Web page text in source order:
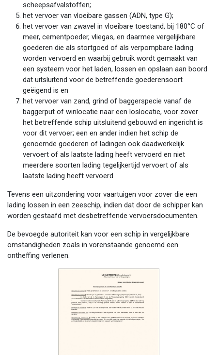
scheepsafvalstoffen;
het vervoer van vloeibare gassen (ADN, type G);
het vervoer van zwavel in vloeibare toestand, bij 180°C of
meer, cementpoeder, vliegas, en daarmee vergelijkbare
goederen die als stortgoed of als verpompbare lading
worden vervoerd en waarbij gebruik wordt gemaakt van
een systeem voor het laden, lossen en opslaan aan boord
dat uitsluitend voor de betreffende goederensoort
geëigend is en
het vervoer van zand, grind of baggerspecie vanaf de
baggerput of winlocatie naar een loslocatie, voor zover
het betreffende schip uitsluitend gebouwd en ingericht is
voor dit vervoer; een en ander indien het schip de
genoemde goederen of ladingen ook daadwerkelijk
vervoert of als laatste lading heeft vervoerd en niet
meerdere soorten lading tegelijkertijd vervoert of als
laatste lading heeft vervoerd.
Tevens een uitzondering voor vaartuigen voor zover die een
lading lossen in een zeeschip, indien dat door de schipper kan
worden gestaafd met desbetreffende vervoersdocumenten.
De bevoegde autoriteit kan voor een schip in vergelijkbare
omstandigheden zoals in vorenstaande genoemd een
ontheffing verlenen.